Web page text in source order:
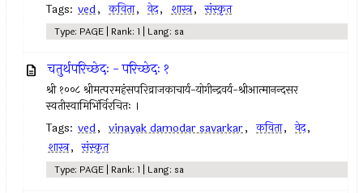
Tags: ved, कविता, वेद, शास्त्र, संस्कृत
Type: PAGE | Rank: 1 | Lang: sa
चतुर्थपरिच्छेदः - परिच्छेदः १
श्री १००८ श्रीमत्परमहंसपरिव्राजकाचार्य-योगीन्द्रवर्य-श्रीआत्मानन्दसर
स्वतीस्वामिभिंर्विरचितः ।
Tags: ved, vinayak damodar savarkar, कविता, वेद,
शास्त्र, संस्कृत
Type: PAGE | Rank: 1 | Lang: sa